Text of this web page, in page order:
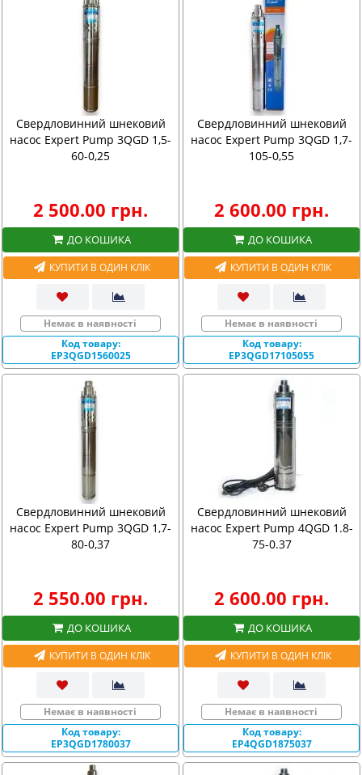
Свердловинний шнековий
насос Expert Pump 3QGD 1,5-
60-0,25
2 500.00 грн.
ДО КОШИКА
КУПИТИ В ОДИН КЛІК
Немає в наявності
Код товару:
EP3QGD1560025
Свердловинний шнековий
насос Expert Pump 3QGD 1,7-
105-0,55
2 600.00 грн.
ДО КОШИКА
КУПИТИ В ОДИН КЛІК
Немає в наявності
Код товару:
EP3QGD17105055
Свердловинний шнековий
насос Expert Pump 3QGD 1,7-
80-0,37
2 550.00 грн.
ДО КОШИКА
КУПИТИ В ОДИН КЛІК
Немає в наявності
Код товару:
EP3QGD1780037
Свердловинний шнековий
насос Expert Pump 4QGD 1.8-
75-0.37
2 600.00 грн.
ДО КОШИКА
КУПИТИ В ОДИН КЛІК
Немає в наявності
Код товару:
EP4QGD1875037